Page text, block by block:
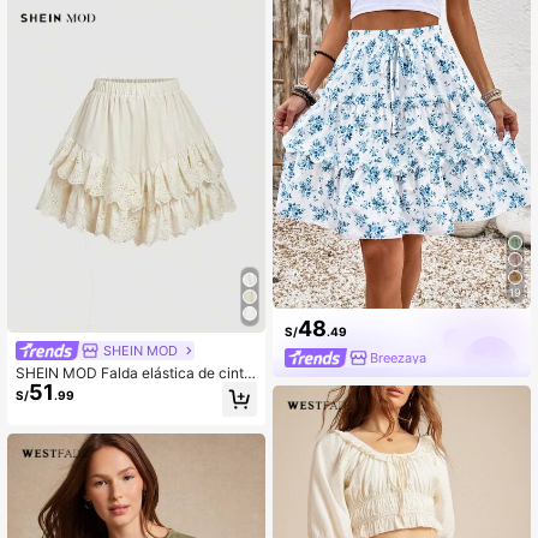
SHEIN MOD
SHEIN MOD Falda elástica de cintu
ra alta con diseño calado y bordad
o, de unicolor para mujer
S/51.99
19
S/48.49
Breezaya